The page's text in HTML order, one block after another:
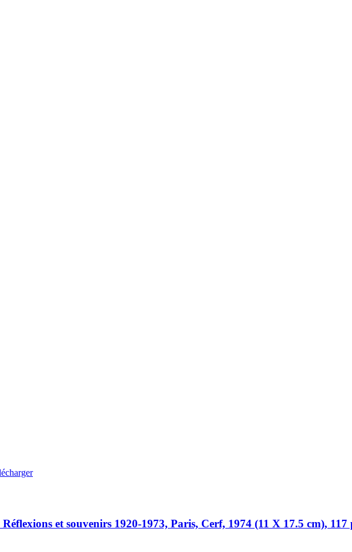
Réflexions et souvenirs 1920-1973, Paris, Cerf, 1974 (11 X 17.5 cm), 117